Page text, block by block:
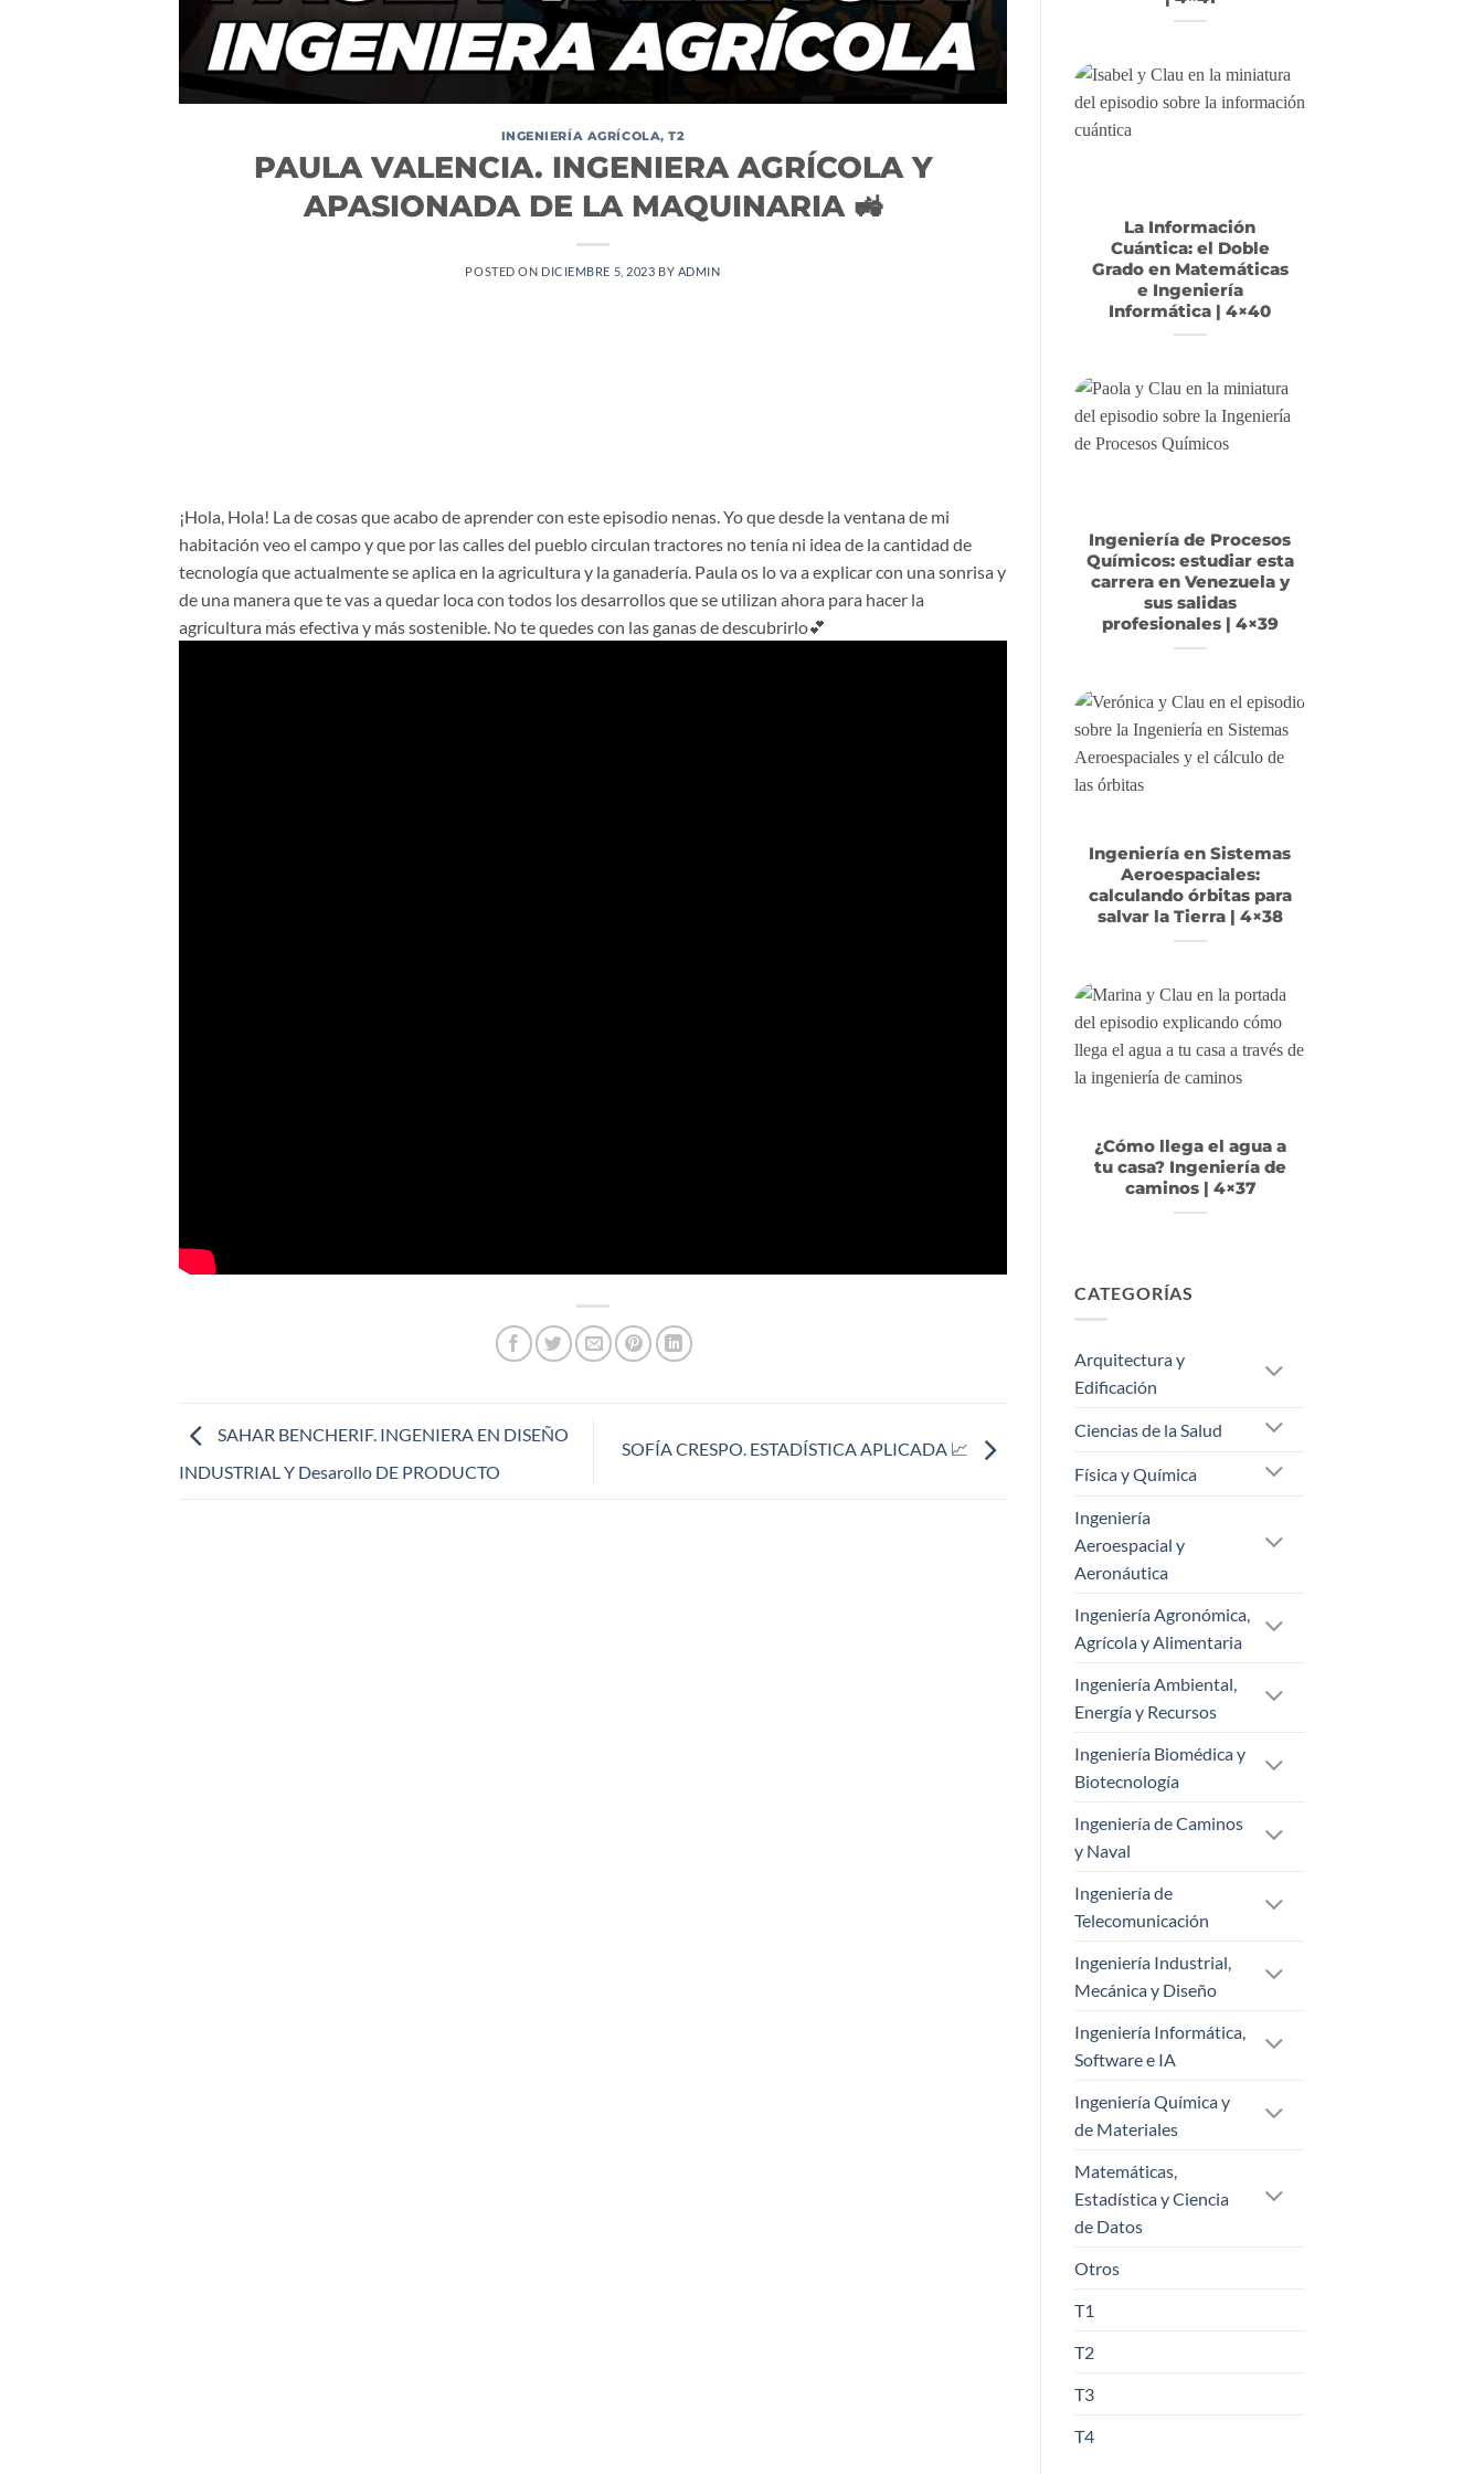
INGENIERÍA AGRÍCOLA,T2
PAULA VALENCIA. INGENIERA AGRÍCOLA Y
APASIONADA DE LA MAQUINARIA 🚜
POSTED ON DICIEMBRE 5, 2023 BY ADMIN
¡Hola, Hola! La de cosas que acabo de aprender con este episodio nenas. Yo que desde la ventana de mi
habitación veo el campo y que por las calles del pueblo circulan tractores no tenía ni idea de la cantidad de
tecnología que actualmente se aplica en la agricultura y la ganadería. Paula os lo va a explicar con una sonrisa y
de una manera que te vas a quedar loca con todos los desarrollos que se utilizan ahora para hacer la
agricultura más efectiva y más sostenible. No te quedes con las ganas de descubrirlo💕
SAHAR BENCHERIF. INGENIERA EN DISEÑO
INDUSTRIAL Y Desarollo DE PRODUCTO
SOFÍA CRESPO. ESTADÍSTICA APLICADA 📈
La Información
Cuántica: el Doble
Grado en Matemáticas
e Ingeniería
Informática | 4×40
Ingeniería de Procesos
Químicos: estudiar esta
carrera en Venezuela y
sus salidas
profesionales | 4×39
Ingeniería en Sistemas
Aeroespaciales:
calculando órbitas para
salvar la Tierra | 4×38
¿Cómo llega el agua a
tu casa? Ingeniería de
caminos | 4×37
CATEGORÍAS
Arquitectura y
Edificación
Ciencias de la Salud
Física y Química
Ingeniería
Aeroespacial y
Aeronáutica
Ingeniería Agronómica,
Agrícola y Alimentaria
Ingeniería Ambiental,
Energía y Recursos
Ingeniería Biomédica y
Biotecnología
Ingeniería de Caminos
y Naval
Ingeniería de
Telecomunicación
Ingeniería Industrial,
Mecánica y Diseño
Ingeniería Informática,
Software e IA
Ingeniería Química y
de Materiales
Matemáticas,
Estadística y Ciencia
de Datos
Otros
T1
T2
T3
T4